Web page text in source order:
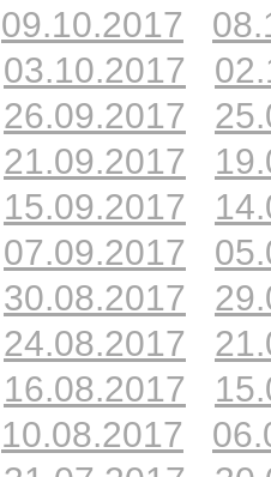
09.10.2017
03.10.2017
26.09.2017
21.09.2017
15.09.2017
07.09.2017
30.08.2017
24.08.2017
16.08.2017
10.08.2017